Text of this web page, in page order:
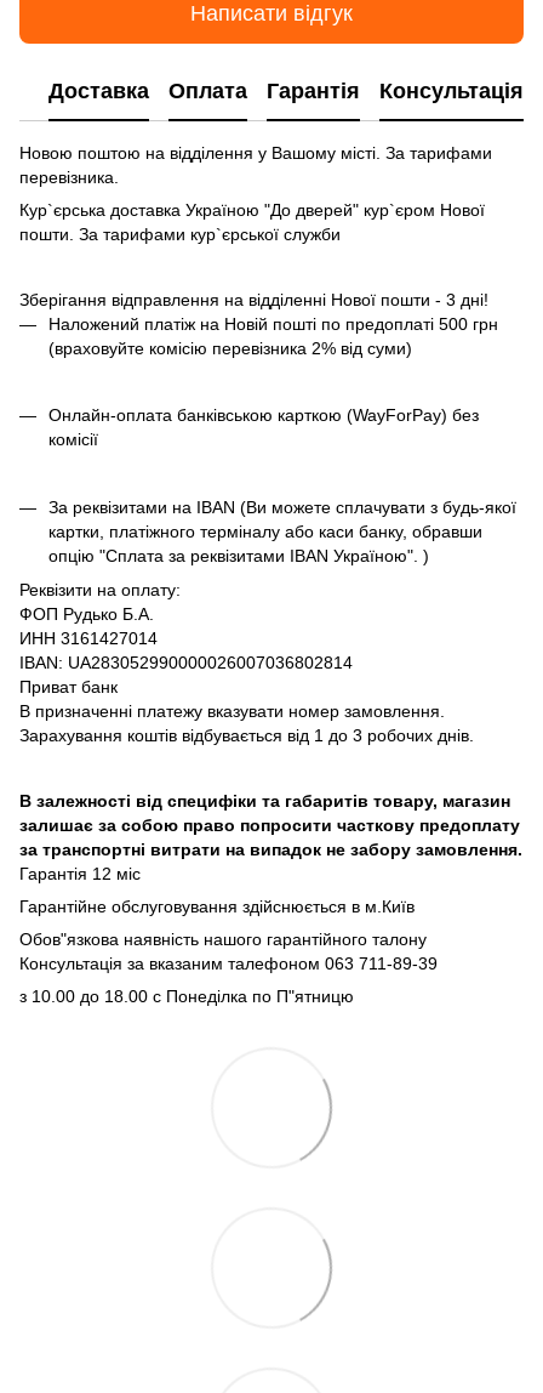
Написати відгук
Доставка Оплата Гарантія Консультація
Новою поштою на відділення у Вашому місті. За тарифами
перевізника.
Кур`єрська доставка Україною "До дверей" кур`єром Нової
пошти. За тарифами кур`єрської служби
Зберігання відправлення на відділенні Нової пошти - 3 дні!
Наложений платіж на Новій пошті по предоплаті 500 грн
(враховуйте комісію перевізника 2% від суми)
Онлайн-оплата банківською карткою (WayForPay) без
комісії
За реквізитами на IBAN (Ви можете сплачувати з будь-якої
картки, платіжного терміналу або каси банку, обравши
опцію "Сплата за реквізитами IBAN Україною". )
Реквізити на оплату:
ФОП Рудько Б.А.
ИНН 3161427014
IBAN: UA283052990000026007036802814
Приват банк
В призначенні платежу вказувати номер замовлення.
Зарахування коштів відбувається від 1 до 3 робочих днів.
В залежності від специфіки та габаритів товару, магазин
залишає за собою право попросити часткову предоплату
за транспортні витрати на випадок не забору замовлення.
Гарантія 12 міс
Гарантійне обслуговування здійснюється в м.Київ
Обов"язкова наявність нашого гарантійного талону
Консультація за вказаним талефоном 063 711-89-39
з 10.00 до 18.00 с Понеділка по П"ятницю